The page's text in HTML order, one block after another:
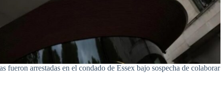
arrestadas en el condado de Essex bajo sospecha de colaborar